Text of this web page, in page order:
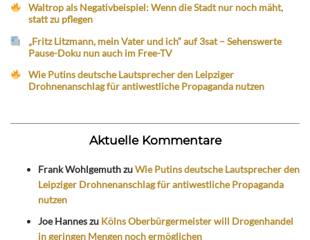
Waltrop als Negativbeispiel: Wenn die Stadt nur noch mäht,
statt zu pflegen
„Fritz Litzmann, mein Vater und ich“ auf 3sat – Sehenswerte
Pause-Doku nun auch im Free-TV
Wie Putins deutsche Lautsprecher den Leipziger
Drohnenanschlag für antiwestliche Propaganda nutzen
Aktuelle Kommentare
Frank WohlgemuthzuWie Putins deutsche Lautsprecher den
Leipziger Drohnenanschlag für antiwestliche Propaganda
nutzen
Joe Hanneszu Kölns Oberbürgermeister will Drogenhandel
in geringen Mengen noch ermöglichen